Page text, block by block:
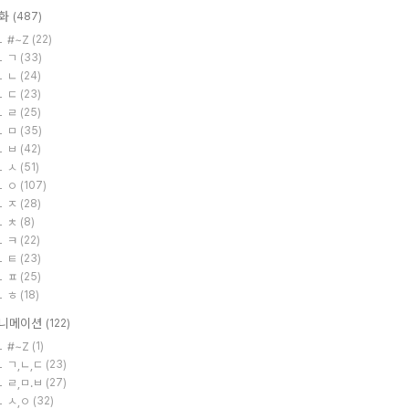
(487)
#~Z (22)
ㄱ (33)
ㄴ (24)
ㄷ (23)
ㄹ (25)
ㅁ (35)
ㅂ (42)
ㅅ (51)
ㅇ (107)
ㅈ (28)
ㅊ (8)
ㅋ (22)
ㅌ (23)
ㅍ (25)
ㅎ (18)
메이션 (122)
#~Z (1)
ㄱ,ㄴ,ㄷ (23)
ㄹ,ㅁ.ㅂ (27)
ㅅ,ㅇ (32)